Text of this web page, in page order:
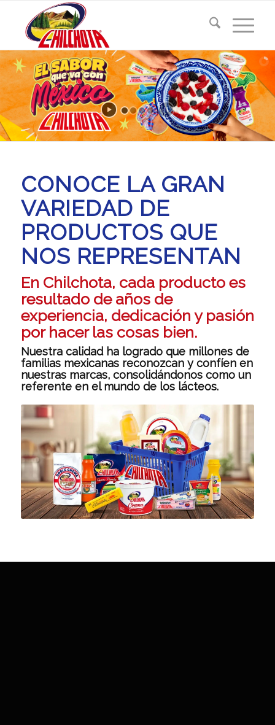
CONOCE LA GRAN
VARIEDAD DE
PRODUCTOS QUE
NOS REPRESENTAN
En Chilchota, cada producto es
resultado de años de
experiencia, dedicación y pasión
por hacer las cosas bien.
Nuestra calidad ha logrado que millones de
familias mexicanas reconozcan y confíen en
nuestras marcas, consolidándonos como un
referente en el mundo de los lácteos.